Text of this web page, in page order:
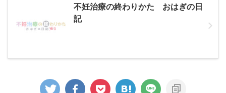
不妊治療の終わりかた おはぎの日
記